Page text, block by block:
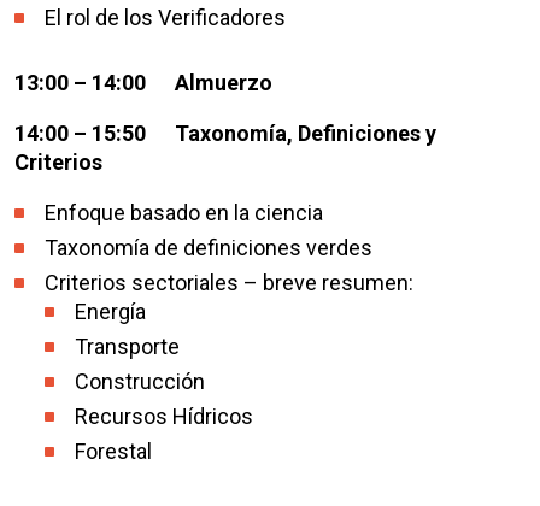
El rol de los Verificadores
13:00 – 14:00 Almuerzo
14:00 – 15:50 Taxonomía, Definiciones y
Criterios
Enfoque basado en la ciencia
Taxonomía de definiciones verdes
Criterios sectoriales – breve resumen:
Energía
Transporte
Construcción
Recursos Hídricos
Forestal